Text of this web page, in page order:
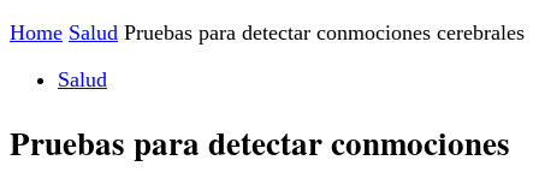
Home Salud Pruebas para detectar conmociones cerebrales
Salud
Pruebas para detectar conmociones